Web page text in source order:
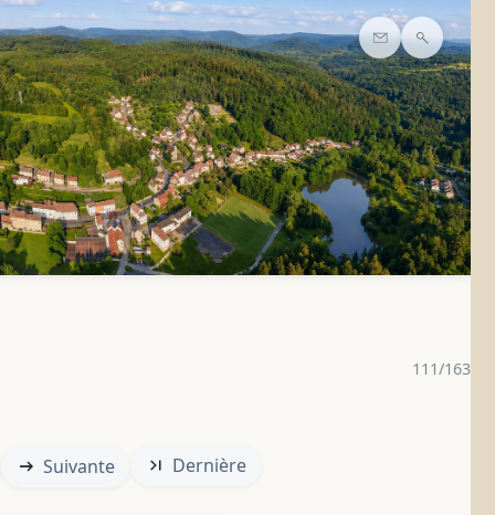
Contact
111/163
Suivante Dernière